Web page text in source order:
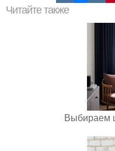
Читайте также
Выбираем